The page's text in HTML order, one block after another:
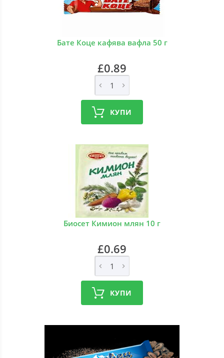
Бате Коце кафява вафла 50 г
£0.89
КУПИ
Биосет Кимион млян 10 г
£0.69
КУПИ